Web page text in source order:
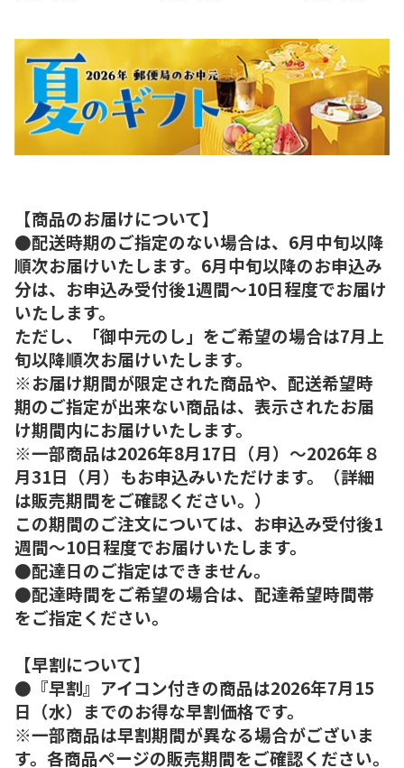
【商品のお届けについて】
●配送時期のご指定のない場合は、6月中旬以降
順次お届けいたします。6月中旬以降のお申込み
分は、お申込み受付後1週間～10日程度でお届け
いたします。
ただし、「御中元のし」をご希望の場合は7月上
旬以降順次お届けいたします。
※お届け期間が限定された商品や、配送希望時
期のご指定が出来ない商品は、表示されたお届
け期間内にお届けいたします。
※一部商品は2026年8月17日（月）～2026年８
月31日（月）もお申込みいただけます。（詳細
は販売期間をご確認ください。）
この期間のご注文については、お申込み受付後1
週間～10日程度でお届けいたします。
●配達日のご指定はできません。
●配達時間をご希望の場合は、配達希望時間帯
をご指定ください。
【早割について】
●『早割』アイコン付きの商品は2026年7月15
日（水）までのお得な早割価格です。
※一部商品は早割期間が異なる場合がございま
す。各商品ページの販売期間をご確認ください。